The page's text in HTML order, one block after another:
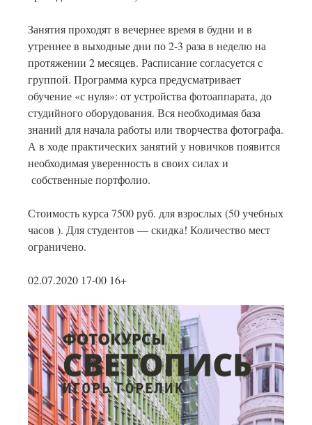
Занятия проходят в вечернее время в будни и в
утреннее в выходные дни по 2-3 раза в неделю на
протяжении 2 месяцев. Расписание согласуется с
группой. Программа курса предусматривает
обучение «с нуля»: от устройства фотоаппарата, до
студийного оборудования. Вся необходимая база
знаний для начала работы или творчества фотографа.
А в ходе практических занятий у новичков появится
необходимая уверенность в своих силах и
собственные портфолио.
Стоимость курса 7500 руб. для взрослых (50 учебных
часов ). Для студентов — скидка! Количество мест
ограничено.
02.07.2020 17-00 16+